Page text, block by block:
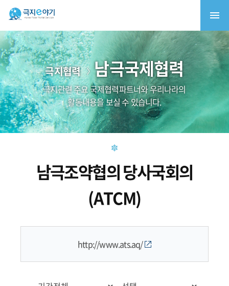
극지협력 남극국제협력
극지관련 주요 국제협력파트너와 우리나라의
활동내용을 보실 수 있습니다.
남극조약협의 당사국회의
(ATCM)
http://www.ats.aq/